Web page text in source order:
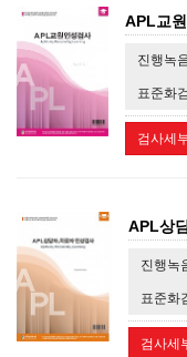
APL교
진행녹
표준화
검사세
APL상
진행녹
표준화
검사세